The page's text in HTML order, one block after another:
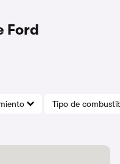
Ford
Tipo de